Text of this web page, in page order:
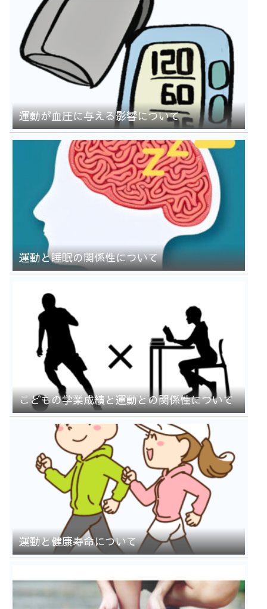
運動が血圧に与える影響について
運動と睡眠の関係性について
こどもの学業成績と運動との関係性について
運動と健康寿命について